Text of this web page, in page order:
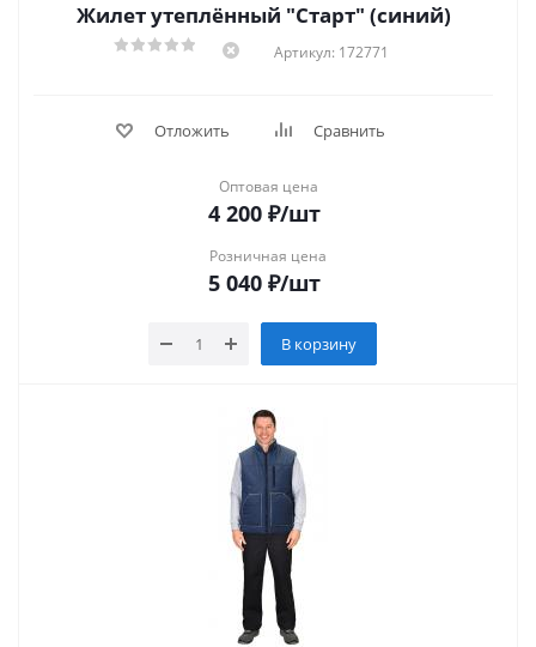
Жилет утеплённый "Старт" (синий)
Артикул: 172771
Отложить Сравнить
Оптовая цена
4 200₽/шт
Розничная цена
5 040₽/шт
В корзину